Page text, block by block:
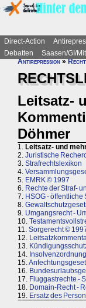
Direct-Action
Debatten
Saasen/GI/
Antirepression»
Leitsatz-
Döhmer
1. Leitsatz- und
2. Juristische
3. Strafrechtslexikon
4.
5. EMRK © 1997
6. Rechte der Straf-
7. HSOG -
8.
9. Umgangsrecht -
10.
11. Sorgerecht ©
12.
13.
14.
15.
16.
17. Fluggastrechte -
18. Domain-Recht -
19. Ersatz des